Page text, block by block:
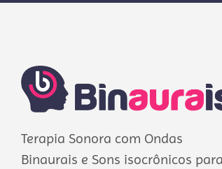
Terapia Sonora com Ondas
Binaurais e Sons isocrônicos para